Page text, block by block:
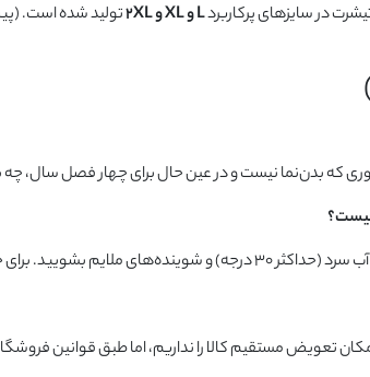
در سایزهای پرکاربردL و XL و 2XL
تولید شده است.
بدن‌نما نیست و در عین حال برای چهار فصل سال، چه
قوی و سفیدکننده خودداری کنید.
مستقیم کالا را نداریم، اما طبق قوانین